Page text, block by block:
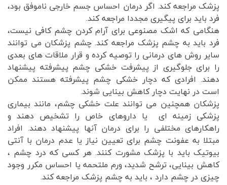
پزشک مراجعه کند. اگر درمان احساس جسم خارجی ناموفق بود،
فرد باید برای پیگیری مجددا مراجعه کند.
هنگامی که اشک مصنوعی برای آرام کردن چشم کافی نیست،
فرد باید به چشم پزشک مراجعه کند. چشم پزشکان می توانند
سایر روش های درمانی را توصیه کرده و قرار ملاقات های بعدی
را برای جلوگیری از پیشرفت خشکی چشم پیشرفته پیشنهاد
دهند. افرادی که دچار خشکی چشم پیشرفته هستند ممکن
است در نهایت دچار کاهش بینایی شوند.
پزشکان همچنین می توانند علت خشکی چشم، مانند بیماری
پزشکی زمینه ای یا داروهای خاص را تشخیص دهند و
راهکارهای مختلفی را برای درمان آنها پیشنهاد دهند. افراد
مبتلا به عفونت چشم برای تعیین نیاز یا عدم درمان با آنتی
بیوتیک باید با پزشک مشورت کنند. هر کسی که درد چشم ،
کاهش بینایی، ترشح شدید، ورم ملتحمه یا احساس مکرر وجود
چیزی در چشم دارد ، باید به چشم پزشک مراجعه کند.